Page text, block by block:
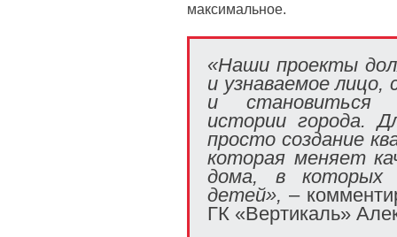
максимальное.
«Наши проекты
и узнаваемое
и становиться
истории города.
просто создание
которая меняет
дома, в которых
детей», –
ГК «Вертикаль»